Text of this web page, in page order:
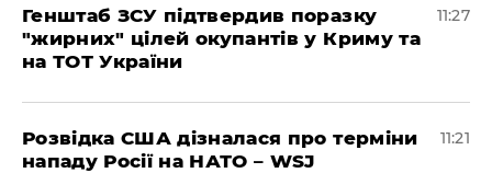
Генштаб ЗСУ підтвердив поразку
"жирних" цілей окупантів у Криму та
на ТОТ України
11:27
Розвідка США дізналася про терміни
нападу Росії на НАТО – WSJ
11:21